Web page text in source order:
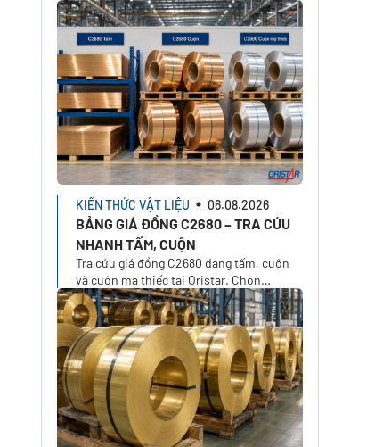
cách tính đơn giá, phí cắt, VAT, vận
chuyển và nhận báo giá tại Oristar
KIẾN THỨC VẬT LIỆU 06.08.2026
BẢNG GIÁ ĐỒNG C2680 – TRA CỨU
NHANH TẤM, CUỘN
Tra cứu giá đồng C2680 dạng tấm, cuộn
và cuộn mạ thiếc tại Oristar. Chọn
temper, xuất xứ, kích thước, khối lượng
để tính giá theo nhu cầu thực tế